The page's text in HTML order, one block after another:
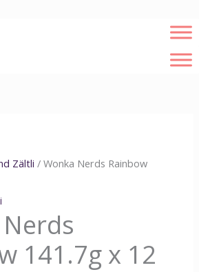
Zältli / Wonka Nerds Rainbow
141.7g x 12